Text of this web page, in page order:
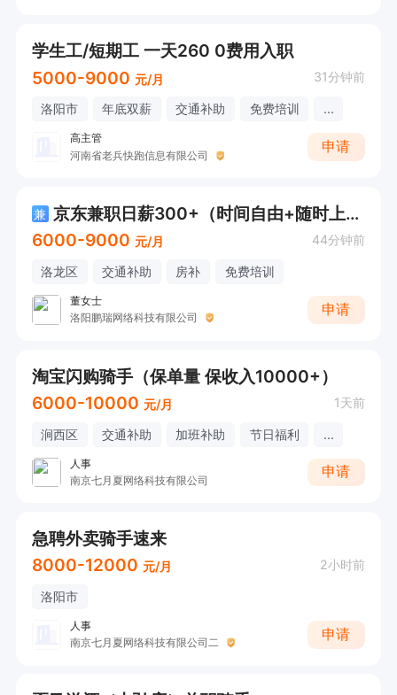
学生工/短期工 一天260 0费用入职
5000-9000 元/月 31分钟前
洛阳市 年底双薪 交通补助 免费培训 ...
高主管
河南省老兵快跑信息有限公司
申请
兼
京东兼职日薪300+（时间自由+随时上线）
6000-9000 元/月 44分钟前
洛龙区 交通补助 房补 免费培训
董女士
洛阳鹏瑞网络科技有限公司
申请
淘宝闪购骑手（保单量 保收入10000+）
6000-10000 元/月 1天前
涧西区 交通补助 加班补助 节日福利 ...
人事
南京七月夏网络科技有限公司
申请
急聘外卖骑手速来
8000-12000 元/月 2小时前
洛阳市
人事
南京七月夏网络科技有限公司二
申请